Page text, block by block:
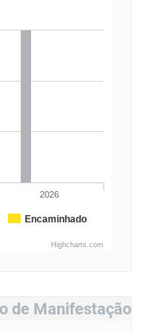
Encaminhado
2026
Highcharts.com
de Manifestação